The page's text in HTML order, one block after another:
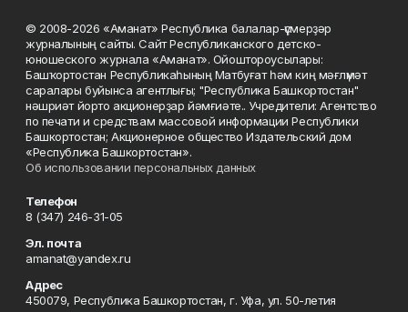
© 2008-2026 «Аманат» Республика балалар-үҫмерҙәр
журналының сайты. Сайт Республиканского детско-
юношеского журнала «Аманат». Ойоштороусылары:
Башҡортостан Республикаһының Матбуғат һәм киң мәғлүмәт
саралары буйынса агентлығы; "Республика Башкортостан"
нәшриәт йорто акционерҙар йәмғиәте.. Учредители: Агентство
по печати и средствам массовой информации Республики
Башкортостан; Акционерное общество Издательский дом
«Республика Башкортостан».
Об использовании персональных данных
Телефон
8 (347) 246-31-05
Эл. почта
amanat@yandex.ru
Адрес
450079, Республика Башкортостан, г. Уфа, ул. 50-летия